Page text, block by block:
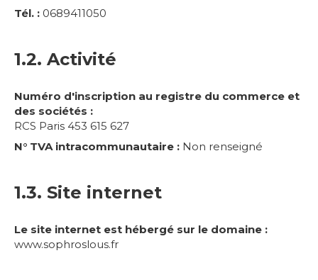
Tél. : 0689411050
1.2. Activité
Numéro d'inscription au registre du commerce et
des sociétés :
RCS Paris 453 615 627
N° TVA intracommunautaire : Non renseigné
1.3. Site internet
Le site internet est hébergé sur le domaine :
www.sophroslous.fr